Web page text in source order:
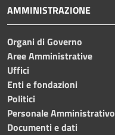
AMMINISTRAZIONE
Organi di Governo
Aree Amministrative
Uffici
Enti e fondazioni
Politici
Personale Amministrativo
Documenti e dati